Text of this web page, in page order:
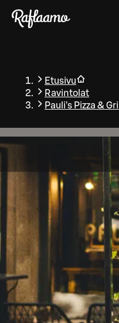
Siirry pääsisältöön
Etusivu
Ravintolat
Pauli's Pizza & Grill